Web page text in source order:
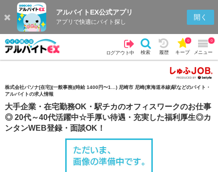
アルバイトEX公式アプリ
アプリで快適にバイト探し
開く
ログアウト中 検索 履歴 キープ
0
メニュー
0
検索 履歴
株式会社パソナ[在宅](一般事務)(時給 1400円〜1…) 尼崎市 尼崎(東海道本線)駅などのバイト・
アルバイトの求人情報
大手企業・在宅勤務OK・駅チカのオフィスワークのお仕事
◎ 20代～40代活躍中☆手厚い待遇・充実した福利厚生◎カ
ンタンWEB登録・面談OK！